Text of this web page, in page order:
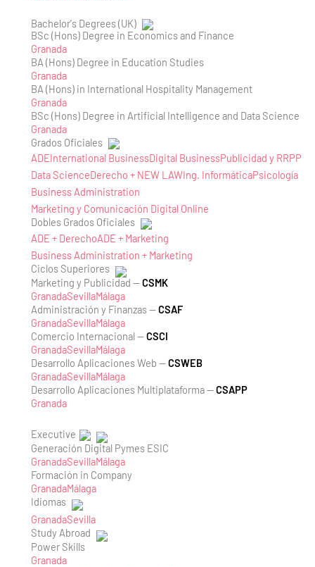
Bachelor's Degrees (UK)
BSc (Hons) Degree in Economics and Finance
Granada
BA (Hons) Degree in Education Studies
Granada
BA (Hons) in International Hospitality Management
Granada
BSc (Hons) Degree in Artificial Intelligence and Data Science
Granada
Grados Oficiales
ADEInternational BusinessDigital BusinessPublicidad y RRPP
Data ScienceDerecho + NEW LAWIng. InformáticaPsicología
Business Administration
Marketing y Comunicación Digital Online
Dobles Grados Oficiales
ADE + DerechoADE + Marketing
Business Administration + Marketing
Ciclos Superiores
Marketing y Publicidad —CSMK
GranadaSevillaMálaga
Administración y Finanzas —CSAF
GranadaSevillaMálaga
Comercio Internacional —CSCI
GranadaSevillaMálaga
Desarrollo Aplicaciones Web —CSWEB
GranadaSevillaMálaga
Desarrollo Aplicaciones Multiplataforma —CSAPP
Granada
Executive
Generación Digital Pymes ESIC
GranadaSevillaMálaga
Formación in Company
GranadaMálaga
Idiomas
GranadaSevilla
Study Abroad
Power Skills
Granada